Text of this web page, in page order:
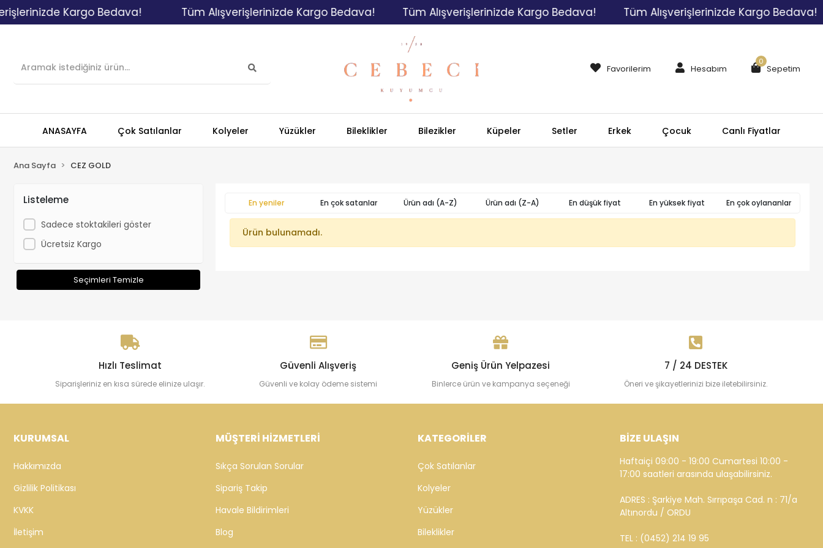
Kargo Bedava! Tüm Alışverişlerinizde Kargo Bedava! Tüm Alışverişlerinizde Kargo Bedava! Tüm Alışverişlerinizde Kargo Bedava!
Favorilerim Hesabım Sepetim
0
ANASAYFA Çok Satılanlar Kolyeler Yüzükler Bileklikler Bilezikler Küpeler Setler Erkek Çocuk Canlı Fiyatlar
Ana Sayfa CEZ GOLD
Listeleme
Sadece stoktakileri göster
Ücretsiz Kargo
Seçimleri Temizle
En yeniler En çok satanlar Ürün adı (A-Z) Ürün adı (Z-A) En düşük fiyat En yüksek fiyat En çok oylananlar
Ürün bulunamadı.
Hızlı Teslimat
Siparişleriniz en kısa sürede elinize ulaşır.
Güvenli Alışveriş
Güvenli ve kolay ödeme sistemi
Geniş Ürün Yelpazesi
Binlerce ürün ve kampanya seçeneği
7 / 24 DESTEK
Öneri ve şikayetlerinizi bize iletebilirsiniz.
KURUMSAL
Hakkımızda
Gizlilik Politikası
KVKK
İletişim
MÜŞTERİ HİZMETLERİ
Sıkça Sorulan Sorular
Sipariş Takip
Havale Bildirimleri
Blog
KATEGORİLER
Çok Satılanlar
Kolyeler
Yüzükler
Bileklikler
BİZE ULAŞIN
Haftaiçi 09:00 - 19:00 Cumartesi 10:00 -
17:00 saatleri arasında ulaşabilirsiniz.
ADRES : Şarkiye Mah. Sırrıpaşa Cad. n : 71/a
Altınordu / ORDU
TEL : (0452) 214 19 95